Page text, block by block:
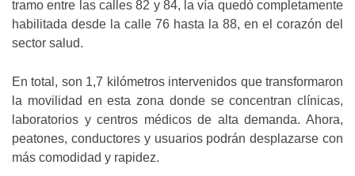
tramo entre las calles 82 y 84, la vía quedó completamente
habilitada desde la calle 76 hasta la 88, en el corazón del
sector salud.
En total, son 1,7 kilómetros intervenidos que transformaron
la movilidad en esta zona donde se concentran clínicas,
laboratorios y centros médicos de alta demanda. Ahora,
peatones, conductores y usuarios podrán desplazarse con
más comodidad y rapidez.